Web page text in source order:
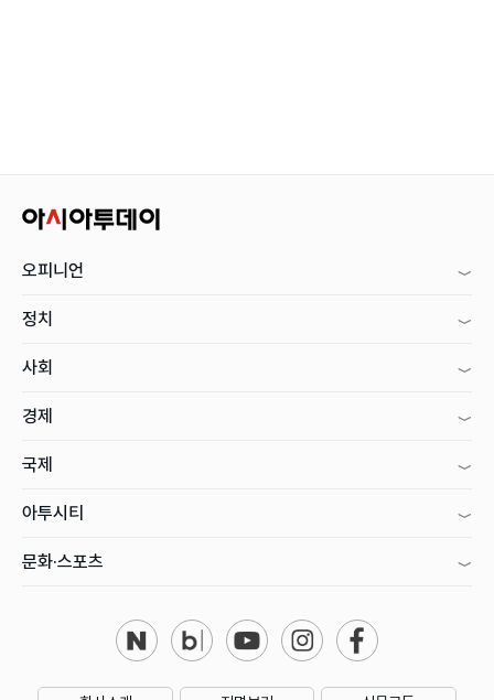
오피니언
정치
사회
경제
국제
아투시티
문화·스포츠